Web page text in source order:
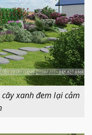
xanh đem lại cảm